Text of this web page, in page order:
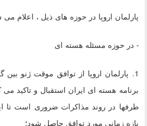
پارلمان اروپا در حوزه های ذیل ، اعلام می
- در حوزه مسئله هسته ای
1. پارلمان اروپا از توافق موقت ژنو
برنامه هسته ای ایران استقبال و تاکید
طرفها در روند مذاکرات ضروری است تا
بازه زمانی مورد توافق حاصل شود؛